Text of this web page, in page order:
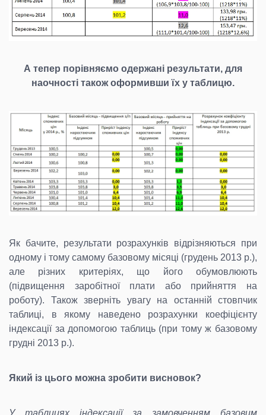
А тепер порівняємо одержані результати, для
наочності також оформивши їх у таблицю.
Як бачите, результати розрахунків відрізняються при
одному і тому самому базовому місяці (грудень 2013 р.),
але різних критеріях, що його обумовлюють
(підвищення заробітної плати або прийняття на
роботу). Також зверніть увагу на останній стовпчик
таблиці, в якому наведено розрахунки коефіцієнту
індексації за допомогою таблиць (при тому ж базовому
грудні 2013 р.).
Який із цього можна зробити висновок?
У таблицях індексації за замовченням базовим